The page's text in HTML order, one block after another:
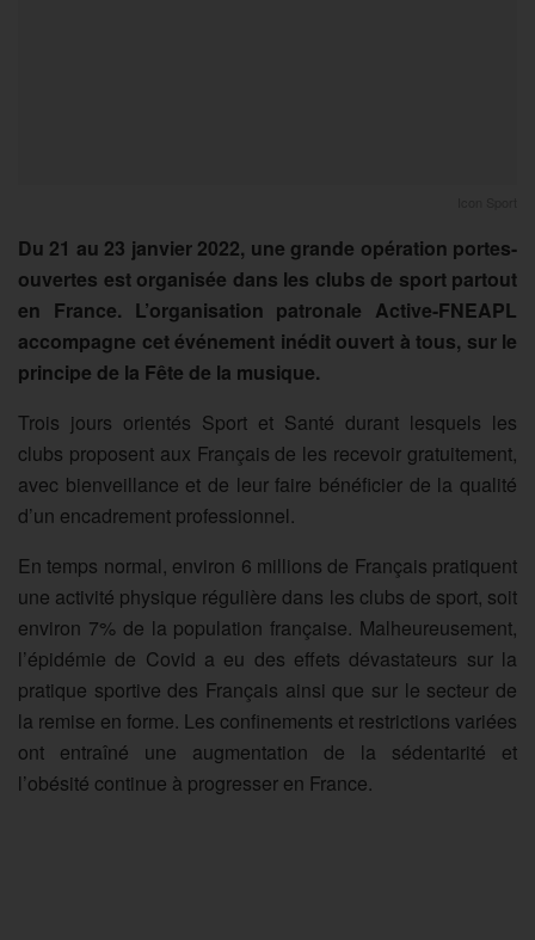
Du 21 au 23 janvier 2022, une grande opération portes-
ouvertes est organisée dans les clubs de sport partout
en France. L’organisation patronale Active-FNEAPL
accompagne cet événement inédit ouvert à tous, sur le
principe de la Fête de la musique.
Trois jours orientés Sport et Santé durant lesquels les
clubs proposent aux Français de les recevoir gratuitement,
avec bienveillance et de leur faire bénéficier de la qualité
d’un encadrement professionnel.
En temps normal, environ 6 millions de Français pratiquent
une activité physique régulière dans les clubs de sport, soit
environ 7% de la population française. Malheureusement,
l’épidémie de Covid a eu des effets dévastateurs sur la
pratique sportive des Français ainsi que sur le secteur de
la remise en forme. Les confinements et restrictions variées
ont entraîné une augmentation de la sédentarité et
l’obésité continue à progresser en France.